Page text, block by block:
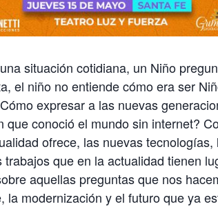
situación cotidiana, un Niño
el niño no entiende cómo era ser
expresar a las nuevas
conoció el mundo sin internet?
ofrece, las nuevas tecnologías,
que en la actualidad tienen
aquellas preguntas que nos
modernización y el futuro que ya